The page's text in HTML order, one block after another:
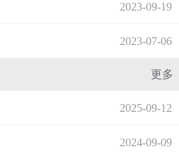
2023-09-19
2023-07-06
更多
2025-09-12
2024-09-09